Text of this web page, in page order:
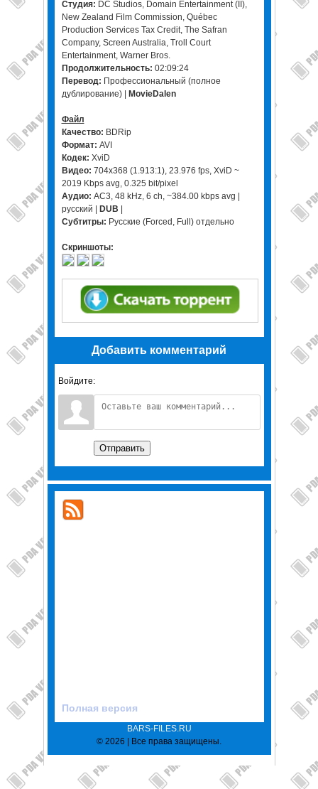
Студия: DC Studios, Domain Entertainment (II),
New Zealand Film Commission, Québec
Production Services Tax Credit, The Safran
Company, Screen Australia, Troll Court
Entertainment, Warner Bros.
Продолжительность: 02:09:24
Перевод: Профессиональный (полное
дублирование) | MovieDalen
Файл
Качество: BDRip
Формат: AVI
Кодек: XviD
Видео: 704x368 (1.913:1), 23.976 fps, XviD ~
2019 Kbps avg, 0.325 bit/pixel
Аудио: AC3, 48 kHz, 6 ch, ~384.00 kbps avg |
русский | DUB |
Субтитры: Русские (Forced, Full) отдельно
Скриншоты:
Добавить комментарий
Войдите:
Отправить
Полная версия
BARS-FILES.RU
© 2026 | Все права защищены.